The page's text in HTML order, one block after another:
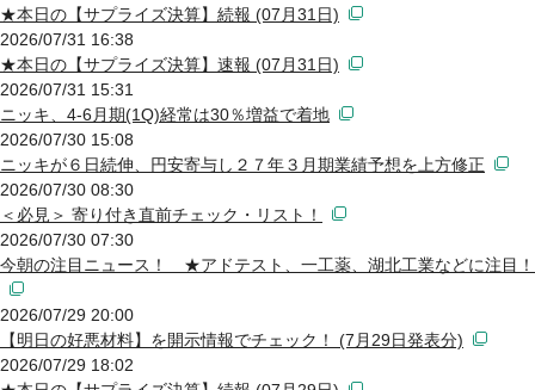
★本日の【サプライズ決算】続報 (07月31日)
2026/07/31 16:38
★本日の【サプライズ決算】速報 (07月31日)
2026/07/31 15:31
ニッキ、4-6月期(1Q)経常は30％増益で着地
2026/07/30 15:08
ニッキが６日続伸、円安寄与し２７年３月期業績予想を上方修正
2026/07/30 08:30
＜必見＞ 寄り付き直前チェック・リスト！
2026/07/30 07:30
今朝の注目ニュース！ ★アドテスト、一工薬、湖北工業などに注目！
2026/07/29 20:00
【明日の好悪材料】を開示情報でチェック！ (7月29日発表分)
2026/07/29 18:02